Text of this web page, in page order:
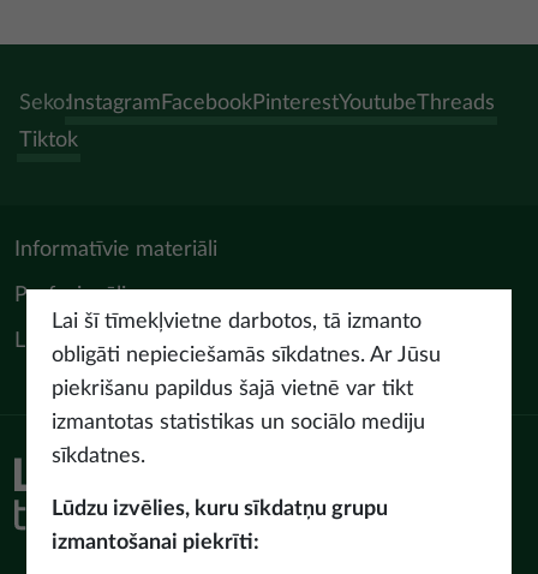
Seko:Instagram FacebookPinterestYoutubeThreads
Tiktok
Informatīvie materiāli
Profesionāļiem
LIAA Tūrisma departaments
Lietošanas noteikumi
Lai šī tīmekļvietne darbotos, tā izmanto
obligāti nepieciešamās sīkdatnes. Ar Jūsu
piekrišanu papildus šajā vietnē var tikt
izmantotas statistikas un sociālo mediju
sīkdatnes.
Lūdzu izvēlies, kuru sīkdatņu grupu
izmantošanai piekrīti: